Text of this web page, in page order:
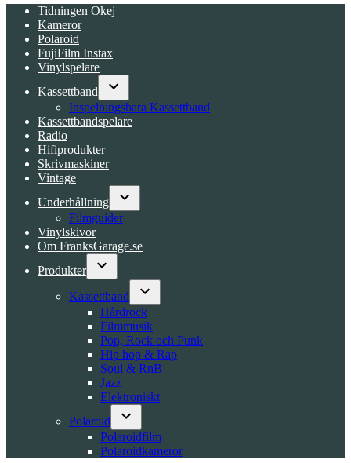
Tidningen Okej
Kameror
Polaroid
FujiFilm Instax
Vinylspelare
Kassettband
Open
dropdown
menu
Inspelningsbara Kassettband
Kassettbandspelare
Radio
Hifiprodukter
Skrivmaskiner
Vintage
Underhållning
Open
Filmguider
Vinylskivor
Om FranksGarage.se
Produkter
Open
dropdown
menu
Kassettband
Open
dropdown
menu
Hårdrock
Filmmusik
Pop, Rock och Punk
Hip hop & Rap
Soul & RnB
Jazz
Elektroniskt
Polaroid
Open
dropdown
menu
Polaroidfilm
Polaroidkameror